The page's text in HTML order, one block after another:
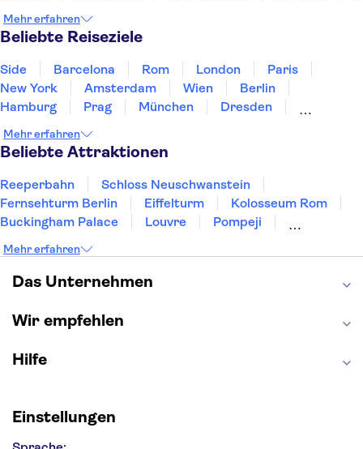
Norwegen
Polen
Mehr erfahren
Beliebte Reiseziele
Side Barcelona Rom London
Paris
New York
Amsterdam Wien
Berlin
Hamburg
Prag München
Dresden
Heidelberg
Bremen
Mehr erfahren
Beliebte Attraktionen
Reeperbahn
Schloss Neuschwanstein
Fernsehturm Berlin
Eiffelturm
Kolosseum Rom
Buckingham Palace
Louvre
Pompeji
Moulin Rouge
Burj Khalifa
Keukenhof
London Eye
Elbphilharmonie
Mehr erfahren
Das Unternehmen
Wir empfehlen
Hilfe
Einstellungen